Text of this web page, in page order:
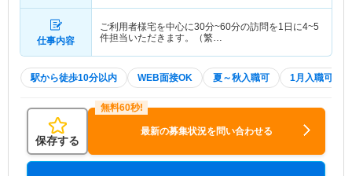
仕事内容
ご利用者様宅を中心に30分~60分の訪問を1日に4~5
件担当いただきます。（繁…
駅から徒歩10分以内 WEB面接OK 夏～秋入職可 1月入職可
保存する
最新の募集状況を問い合わせる